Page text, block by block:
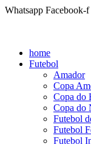
Whatsapp Facebook-f
home
Futebol
Amador
Copa
Copa do
Copa do
Futebol
Futebol
Futebol